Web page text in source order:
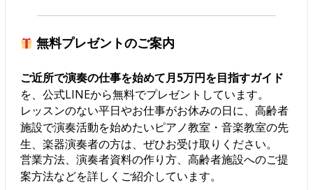
無料プレゼントのご案内
ご近所で演奏の仕事を始めて月5万円を目指すガイド
を、公式LINEから無料でプレゼントしています。
レッスンのない平日やお仕事がお休みの日に、高齢者
施設で演奏活動を始めたいピアノ教室・音楽教室の先
生、楽器演奏者の方は、ぜひお受け取りください。
営業方法、演奏者資料の作り方、高齢者施設へのご提
案方法などを詳しくご紹介しています。